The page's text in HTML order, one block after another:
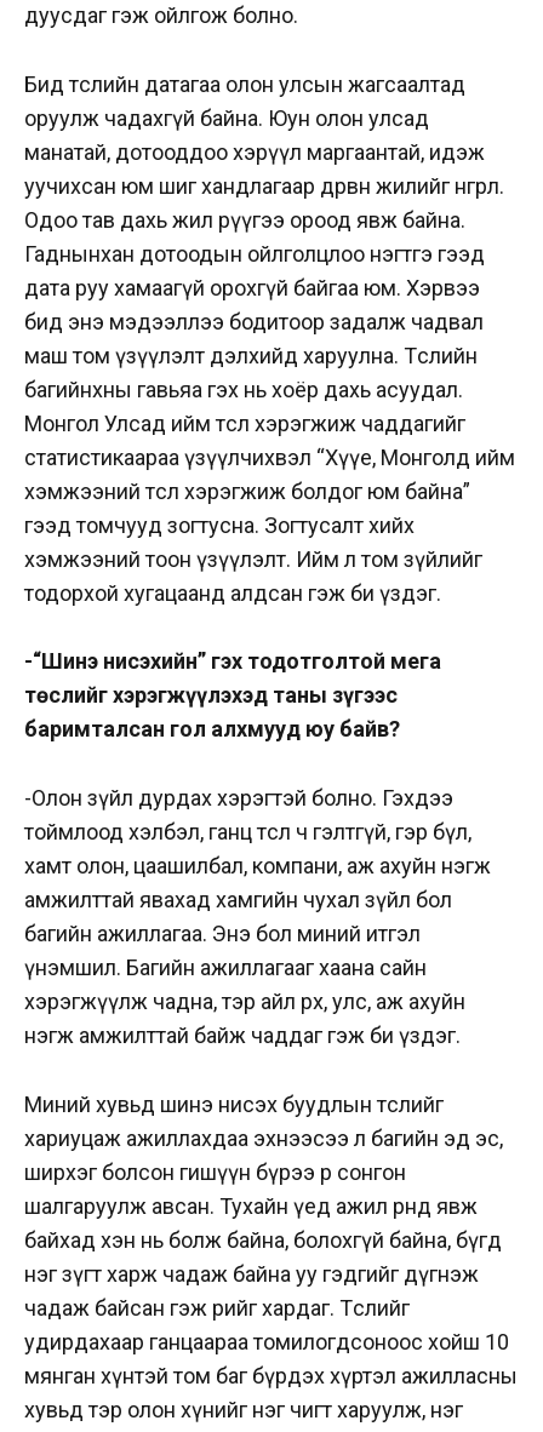
дуусдаг гэж ойлгож болно.
Бид төслийн датагаа олон улсын жагсаалтад
оруулж чадахгүй байна. Юун олон улсад
манатай, дотооддоо хэрүүл маргаантай, идэж
уучихсан юм шиг хандлагаар дөрвөн жилийг өнгөрөөлөө.
Одоо тав дахь жил рүүгээ ороод явж байна.
Гаднынхан дотоодын ойлголцлоо нэгтгэ гээд
дата руу хамаагүй орохгүй байгаа юм. Хэрвээ
бид энэ мэдээллээ бодитоор задалж чадвал
маш том үзүүлэлт дэлхийд харуулна. Төслийн
багийнхны гавьяа гэх нь хоёр дахь асуудал.
Монгол Улсад ийм төсөл хэрэгжиж чаддагийг
статистикаараа үзүүлчихвэл “Хүүе, Монголд ийм
хэмжээний төсөл хэрэгжиж болдог юм байна”
гээд томчууд зогтусна. Зогтусалт хийх
хэмжээний тоон үзүүлэлт. Ийм л том зүйлийг
тодорхой хугацаанд алдсан гэж би үздэг.
-“Шинэ нисэхийн” гэх тодотголтой мега
төслийг хэрэгжүүлэхэд таны зүгээс
баримталсан гол алхмууд юу байв?
-Олон зүйл дурдах хэрэгтэй болно. Гэхдээ
тоймлоод хэлбэл, ганц төсөл ч гэлтгүй, гэр бүл,
хамт олон, цаашилбал, компани, аж ахуйн нэгж
амжилттай явахад хамгийн чухал зүйл бол
багийн ажиллагаа. Энэ бол миний итгэл
үнэмшил. Багийн ажиллагааг хаана сайн
хэрэгжүүлж чадна, тэр айл өрх, улс, аж ахуйн
нэгж амжилттай байж чаддаг гэж би үздэг.
Миний хувьд шинэ нисэх буудлын төслийг
хариуцаж ажиллахдаа эхнээсээ л багийн эд эс,
ширхэг болсон гишүүн бүрээ өөрөө сонгон
шалгаруулж авсан. Тухайн үед ажил өрнөөд явж
байхад хэн нь болж байна, болохгүй байна, бүгд
нэг зүгт харж чадаж байна уу гэдгийг дүгнэж
чадаж байсан гэж өөрийгөө хардаг. Төслийг
удирдахаар ганцаараа томилогдсоноос хойш 10
мянган хүнтэй том баг бүрдэх хүртэл ажилласны
хувьд тэр олон хүнийг нэг чигт харуулж, нэг